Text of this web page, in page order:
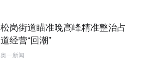
松岗街道瞄准晚高峰精准整治占
道经营“回潮”
奥一新闻